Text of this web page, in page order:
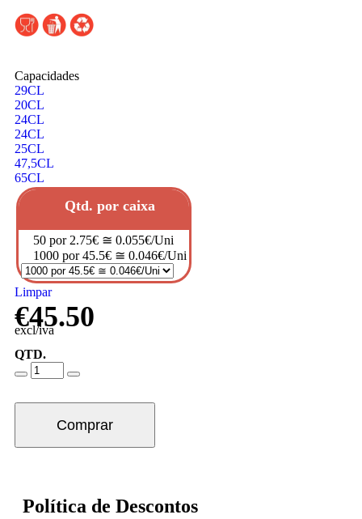
Capacidades
29CL
20CL
24CL
24CL
25CL
47,5CL
65CL
Qtd. por caixa
50 por 2.75€ ≅ 0.055€/Uni
1000 por 45.5€ ≅ 0.046€/Uni
Limpar
€45.50
excl/iva
QTD.
Comprar
Política de Descontos